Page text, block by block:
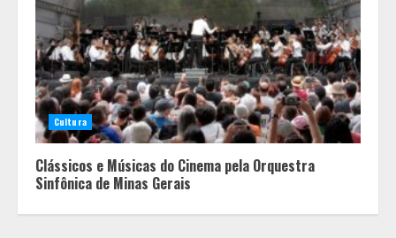
Cultura
Clássicos e Músicas do Cinema pela Orquestra
Sinfônica de Minas Gerais
2
Políticas que Nasceram no Amapá e
Viraram Políticas Nacionais
Alpinismo nas redes sociais: a
ciência por trás do BIRGing e do
CORFing praticados na internet